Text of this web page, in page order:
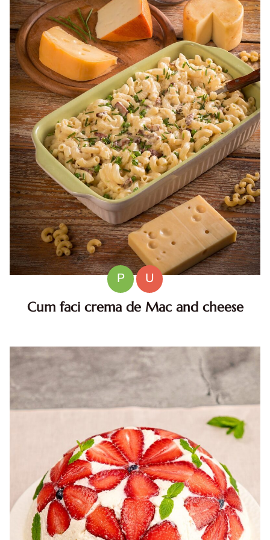
P
U
Cum faci crema de Mac and cheese
preparate de pe planeta. Paste moi, scufundate intr-un
sos ...